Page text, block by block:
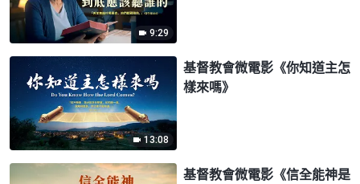
9:29
13:08
基督教會微電影《你知道主怎
樣來嗎》
基督教會微電影《信全能神是